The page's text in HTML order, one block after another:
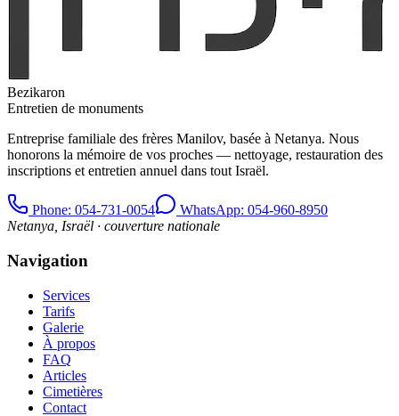
Bezikaron
Entretien de monuments
Entreprise familiale des frères Manilov, basée à Netanya. Nous
honorons la mémoire de vos proches — nettoyage, restauration des
inscriptions et entretien annuel dans tout Israël.
Phone: 054-731-0054
WhatsApp: 054-960-8950
Netanya, Israël · couverture nationale
Navigation
Services
Tarifs
Galerie
À propos
FAQ
Articles
Cimetières
Contact